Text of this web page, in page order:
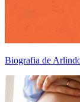
Biografia de